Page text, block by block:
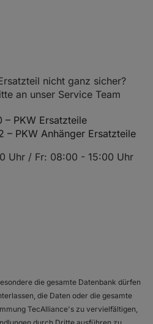
nicht ganz sicher?
an unser Service Team
– PKW Ersatzteile
– PKW Anhänger Ersatzteile
Uhr / Fr: 08:00 - 15:00 Uhr
die gesamte Datenbank dürfen
die Daten oder die gesamte
TecAlliance's zu vervielfältigen,